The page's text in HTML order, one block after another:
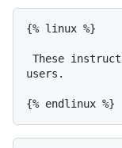
{% linux %}
users.